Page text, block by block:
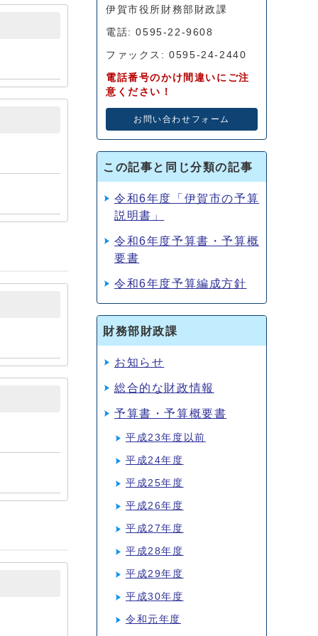
伊賀市役所財務部財政課
電話: 0595-22-9608
ファックス: 0595-24-2440
電話番号のかけ間違いにご注
意ください！
お問い合わせフォーム
この記事と同じ分類の記事
令和6年度「伊賀市の予算
説明書」
令和6年度予算書・予算概
要書
令和6年度予算編成方針
財務部財政課
お知らせ
総合的な財政情報
予算書・予算概要書
平成23年度以前
平成24年度
平成25年度
平成26年度
平成27年度
平成28年度
平成29年度
平成30年度
令和元年度